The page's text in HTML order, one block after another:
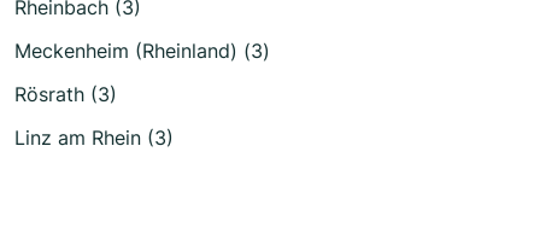
Rheinbach (3)
Meckenheim (Rheinland) (3)
Rösrath (3)
Linz am Rhein (3)